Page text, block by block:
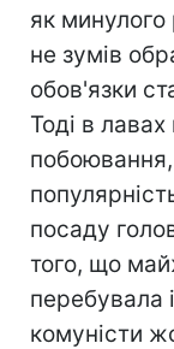
як
не зумів
обов'язки
Тоді в
побоювання,
посаду
того, що
перебувала
комуністи